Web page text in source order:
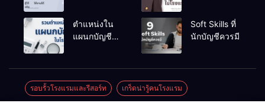
เสิร์ฟ” ต้องรู้
ไว้ ใช้งานได้
จริงในทุก
อังกฤษใช้
บ่อย” ที่ใช้จริง
ในโรงแรม
ตำแหน่งใน
แผนกบัญชี
Soft Skills ที่
นักบัญชีควรมี
รอบรั้วโรงแรมและรีสอร์ท เกร็ดน่ารู้คนโรงแรม